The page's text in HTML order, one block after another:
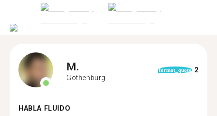
M.
Gothenburg
format_quote 2
HABLA FLUIDO